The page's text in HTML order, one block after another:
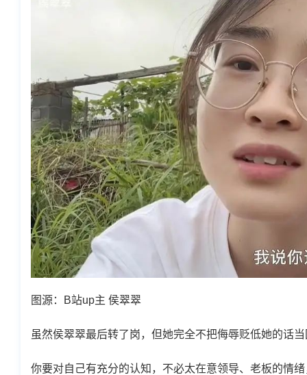
图源：B站up主 侯翠翠
虽然侯翠翠最后转了岗，但她完全不把侮辱贬低她的话
你要对自己有充分的认知，不必太在意领导、老板的情